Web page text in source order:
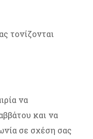
τονίζονται
να
και να
σε σχέση σας